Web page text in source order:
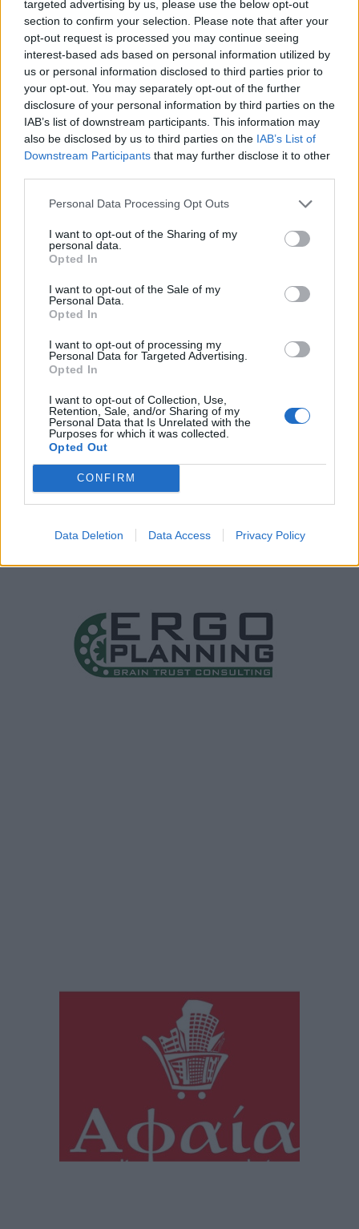
targeted advertising by us, please use the below opt-out
section to confirm your selection. Please note that after your
opt-out request is processed you may continue seeing
interest-based ads based on personal information utilized by
us or personal information disclosed to third parties prior to
your opt-out. You may separately opt-out of the further
disclosure of your personal information by third parties on the
IAB’s list of downstream participants. This information may
also be disclosed by us to third parties on the IAB’s List of
Downstream Participants that may further disclose it to other
Personal Data Processing Opt Outs
I want to opt-out of the Sharing of my
personal data.
Opted In
I want to opt-out of the Sale of my
Personal Data.
Opted In
I want to opt-out of processing my
Personal Data for Targeted Advertising.
Opted In
I want to opt-out of Collection, Use,
Retention, Sale, and/or Sharing of my
Personal Data that Is Unrelated with the
Purposes for which it was collected.
Opted Out
CONFIRM
Data Deletion Data Access Privacy Policy